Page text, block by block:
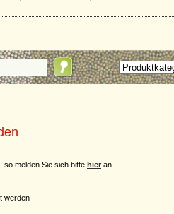
so melden Sie sich bitte hier an.
werden